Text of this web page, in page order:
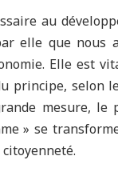
au
elle que
Elle est
principe, selon
mesure,
» se